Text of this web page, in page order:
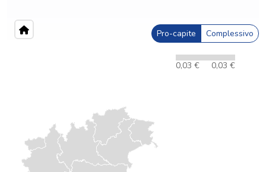
Pro-capite Complessivo
0,03 € 0,03 €